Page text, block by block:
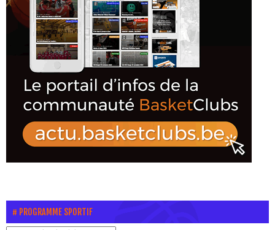
PROGRAMME SPORTIF